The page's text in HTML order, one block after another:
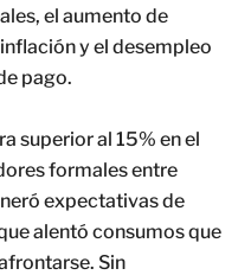
el aumento de
y el desempleo
pago.
superior al 15% en el
formales entre
expectativas de
alentó consumos que
Sin